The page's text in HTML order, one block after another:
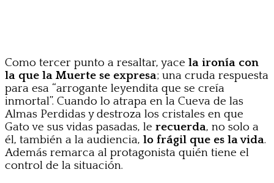
Como tercer punto a resaltar, yace la ironía con
la que la Muerte se expresa; una cruda respuesta
para esa “arrogante leyendita que se creía
inmortal”. Cuando lo atrapa en la Cueva de las
Almas Perdidas y destroza los cristales en que
Gato ve sus vidas pasadas, le recuerda, no solo a
él, también a la audiencia, lo frágil que es la vida.
Además remarca al protagonista quién tiene el
control de la situación.